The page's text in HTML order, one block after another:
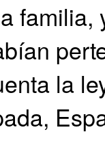
familia,
la